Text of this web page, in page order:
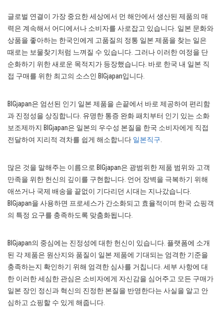
글로벌 연결이 가장 중요한 세상에서 먼 해안에서 생산된 제품의 매
력은 계속해서 어디에서나 소비자를 사로잡고 있습니다. 일본 문화와
상품을 좋아하는 한국인에게 고품질의 정통 일본 제품을 찾는 일은
때로는 보물찾기처럼 느껴질 수 있습니다. 그러나 이러한 여정을 단
순화하기 위한 새로운 목적지가 등장했습니다. 바로 한국 내 일본 직
접 구매를 위한 최고의 소스인 BIGjapan입니다.
BIGjapan은 엄선된 인기 일본 제품을 손끝에서 바로 제공하여 편리함
과 진정성을 상징합니다. 유명한 통증 완화 패치부터 인기 있는 소화
보조제까지 BIGjapan은 일본의 우수성 본질을 한국 소비자에게 직접
전달하여 지리적 격차를 쉽게 해소합니다 일본직구.
많은 것을 말해주는 이름으로 BIGjapan은 광범위한 제품 범위와 고객
만족을 위한 헌신의 깊이를 구현합니다. 언어 장벽을 극복하기 위해
애쓰거나 국제 배송을 끝없이 기다리던 시대는 지나갔습니다.
BIGjapan을 사용하면 프로세스가 간소화되고 효율적이며 한국 쇼핑객
의 특정 요구를 충족하도록 맞춤화됩니다.
BIGjapan의 중심에는 진정성에 대한 헌신이 있습니다. 플랫폼에 소개
된 각 제품은 원산지와 품질이 일본 제품에 기대되는 엄격한 기준을
충족하는지 확인하기 위해 엄격한 심사를 거칩니다. 세부 사항에 대
한 이러한 세심한 관심은 소비자에게 자신감을 심어주고 모든 구매가
일본 장인 정신과 혁신의 진정한 본질을 반영한다는 사실을 알고 안
심하고 쇼핑할 수 있게 해줍니다.